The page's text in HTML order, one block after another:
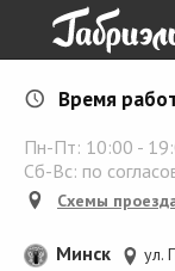
Время
Пн-Пт: 10:00 -
Сб-Вс: по
Схемы
Минск ул.